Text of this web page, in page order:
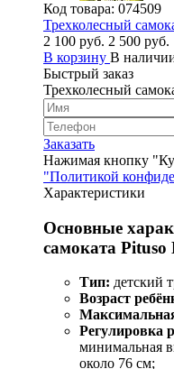
Код товара: 074509
Трехколесный
2 100 руб. 2 500 руб.
В корзину В
Быстрый заказ
Трехколесный
Заказать
Нажимая кнопку
"Политикой
Характеристики
Основные
самоката Pituso
Тип: детский
Возраст
Регулировка
минимальная
около 76 см;